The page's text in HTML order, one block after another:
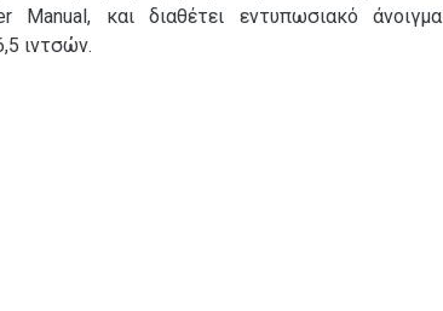
Manual, και διαθέτει εντυπωσιακό άνοιγμα
ιντσών.